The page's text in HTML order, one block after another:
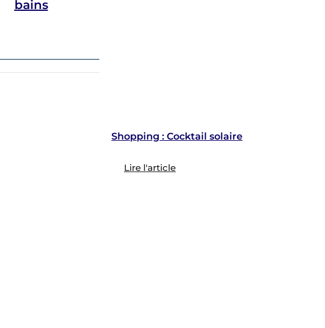
bains
Shopping : Cocktail solaire
Lire l'article